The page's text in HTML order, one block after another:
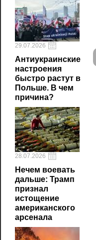
29.07.2026
Антиукраинские
настроения
быстро растут в
Польше. В чем
причина?
28.07.2026
Нечем воевать
дальше: Трамп
признал
истощение
американского
арсенала